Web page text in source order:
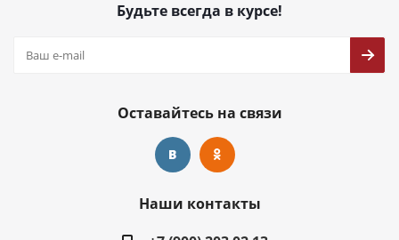
Будьте всегда в курсе!
Оставайтесь на связи
Наши контакты